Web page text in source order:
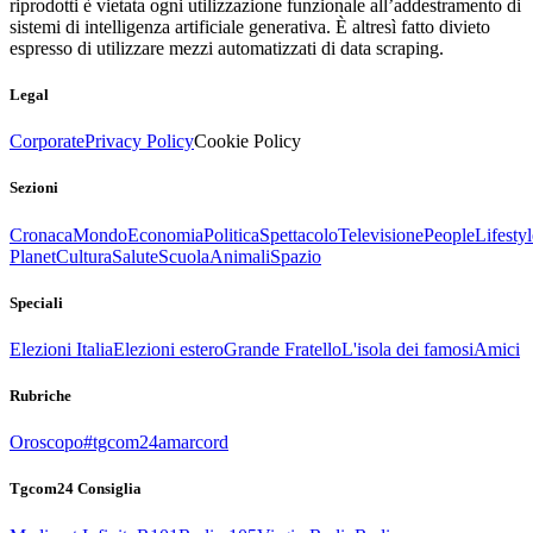
riprodotti è vietata ogni utilizzazione funzionale all’addestramento di
sistemi di intelligenza artificiale generativa. È altresì fatto divieto
espresso di utilizzare mezzi automatizzati di data scraping.
Legal
CorporatePrivacy PolicyCookie Policy
Sezioni
CronacaMondoEconomiaPoliticaSpettacoloTelevisionePeople
PlanetCulturaSaluteScuolaAnimaliSpazio
Speciali
Elezioni ItaliaElezioni esteroGrande FratelloL'isola dei famosiAmici
Rubriche
Oroscopo#tgcom24amarcord
Tgcom24 Consiglia